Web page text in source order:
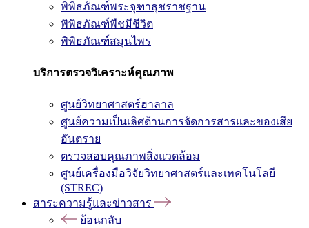
พิพิธภัณฑ์พระจุฑาธุชราชฐาน
พิพิธภัณฑ์พืชมีชีวิต
พิพิธภัณฑ์สมุนไพร
บริการตรวจวิเคราะห์คุณภาพ
ศูนย์วิทยาศาสตร์ฮาลาล
ศูนย์ความเป็นเลิศด้านการจัดการสารและของเสีย
อันตราย
ตรวจสอบคุณภาพสิ่งแวดล้อม
ศูนย์เครื่องมือวิจัยวิทยาศาสตร์และเทคโนโลยี
(STREC)
สาระความรู้และข่าวสาร
ย้อนกลับ